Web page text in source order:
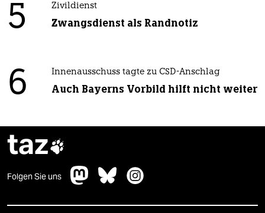
5 Zivildienst
Zwangsdienst als Randnotiz
6 Innenausschuss tagte zu CSD-Anschlag
Auch Bayerns Vorbild hilft nicht weiter
taz
Folgen Sie uns